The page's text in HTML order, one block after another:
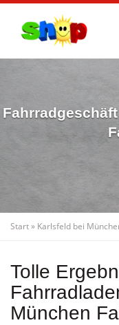
Fahrradgeschäft
Start» Karlsfeld bei
Tolle
München